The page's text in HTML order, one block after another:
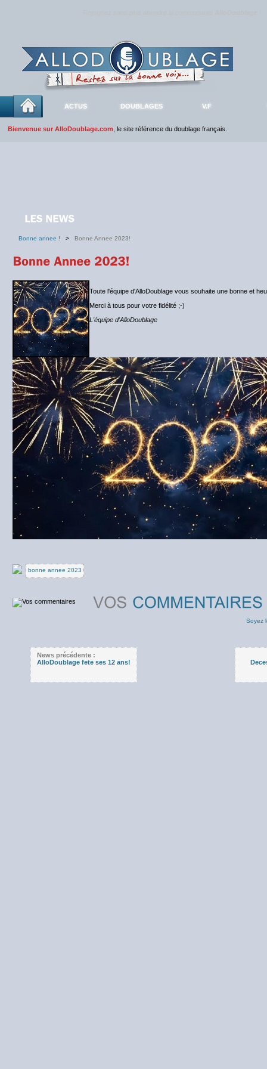
ACTUS DOUBLAGES V.F
Bienvenue sur AlloDoublage.com , le site référence du doublage français.
Bonne annee ! > Bonne Annee 2023!
Toute l'équipe d'AlloDoublage vous souhaite une bonne et
Merci à tous pour votre fidélité ;-)
L'équipe d'AlloDoublage
bonne annee 2023
Soyez
News précédente :
AlloDoublage fete ses 12 ans!